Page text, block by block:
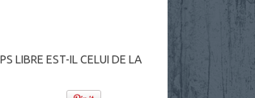
LIBRE EST-IL CELUI DE LA